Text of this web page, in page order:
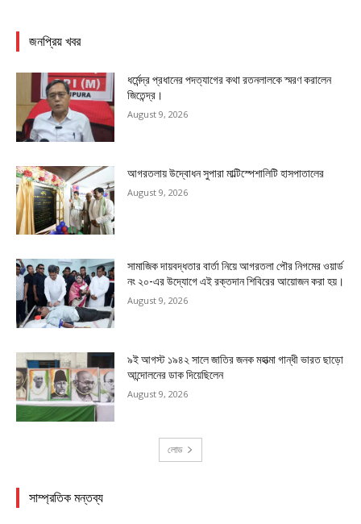
জনপ্রিয় খবর
ধর্মেন্দ্র প্রধানের পদত্যাগের কথা রতনলালকে স্মরণ করালেন
জিতেন্দ্র।
August 9, 2026
আগরতলায় উদ্বোধন সুপারা মাল্টিস্পেশালিটি হাসপাতালের
August 9, 2026
সামাজিক দায়বদ্ধতার বার্তা নিয়ে আগরতলা পৌর নিগমের ওয়ার্ড
নং ২০-এর উদ্যোগে এই রক্তদান শিবিরের আয়োজন করা হয়।
August 9, 2026
৯ই আগস্ট ১৯৪২ সালে জাতির জনক মহাত্মা গান্ধী ভারত ছাড়ো
আন্দোলনের ডাক দিয়েছিলেন
August 9, 2026
লোড
সাম্প্রতিক মন্তব্য